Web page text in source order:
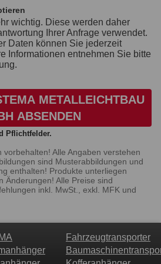
wichtig. Diese werden daher
Ihrer Anfrage verwendet.
Daten können Sie jederzeit
Informationen entnehmen Sie bitte
METALLEICHTBAU
ABSENDEN
Pflichtfelder.
Alle Angaben verstehen
sind Musterabbildungen und
enthalten! Produkte unterliegen
Änderungen! Alle Preise sind
inkl. MwSt., exkl. MFK und
Fahrzeugtransporter